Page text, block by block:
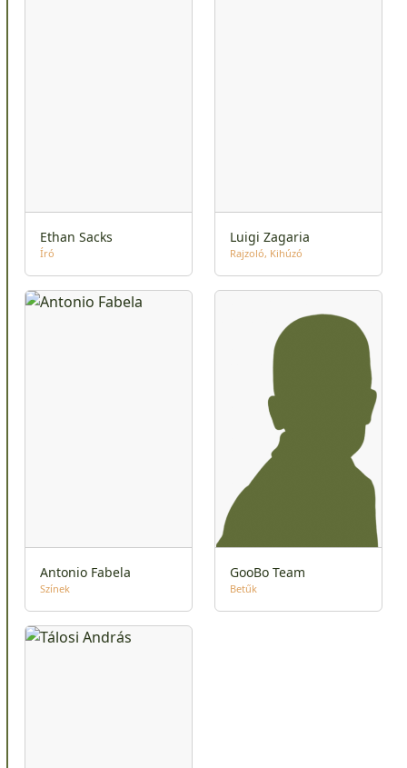
Ethan Sacks
Író
Luigi Zagaria
Rajzoló Kihúzó
Antonio Fabela
Színek
GooBo Team
Betűk